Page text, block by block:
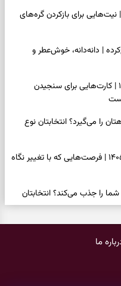
فال ابجد امروز چهارشنبه ۱۴ مرداد ۱۴۰۵ | نیت‌هایی برای بازکردن گره‌های
| دانه‌دانه، خوش‌عطر و
فال تاروت امروز چهارشنبه ۱۴ مرداد ۱۴۰۵ | کارت‌هایی برای سنجیدن
می‌گیرد؟ انتخابتان نوع
فال سرنوشت امروز چهارشنبه ۱۴ مرداد ۱۴۰۵ | فرصت‌هایی که با تغییر نگاه
را جذب می‌کند؟ انتخابتان
را بخوانید؛ دعایی که پس از
ما